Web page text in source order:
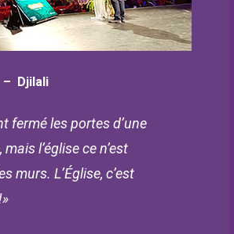
– Djilali
fermé les portes d’une
mais l’église ce n’est
murs. L’Église, c’est